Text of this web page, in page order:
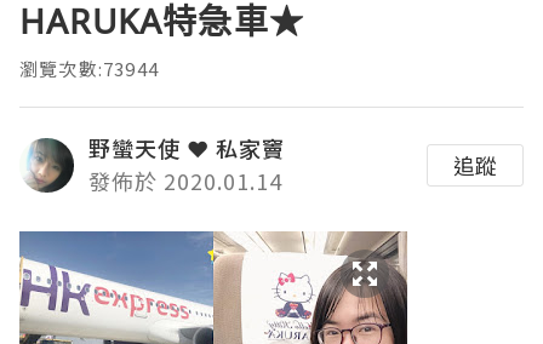
HARUKA特急車★
瀏覽次數:73944
野蠻天使 ❤ 私家竇
發佈於 2020.01.14
追蹤